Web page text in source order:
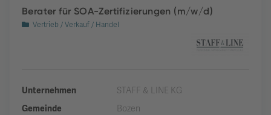
Berater für SOA-Zertifizierungen (m/w/d)
Vertrieb / Verkauf / Handel
Unternehmen
STAFF & LINE KG
Gemeinde
Bozen